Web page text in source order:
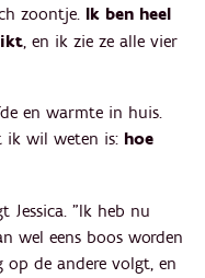
zoontje. Ik ben heel
, en ik zie ze alle vier
en warmte in huis.
ik wil weten is: hoe
Jessica. "Ik heb nu
wel eens boos worden
op de andere volgt, en